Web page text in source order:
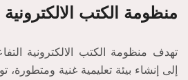
منظومة الكتب الالكترونية
تهدف منظومة الكتب الالكترونية
إلى إنشاء بيئة تعليمية غنية ومتطورة،